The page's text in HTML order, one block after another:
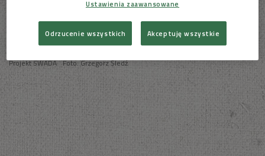
Projekt SWADA Foto: Grzegorz Śledź
Ustawienia zaawansowane
Odrzucenie wszystkich Akceptuję wszystkie